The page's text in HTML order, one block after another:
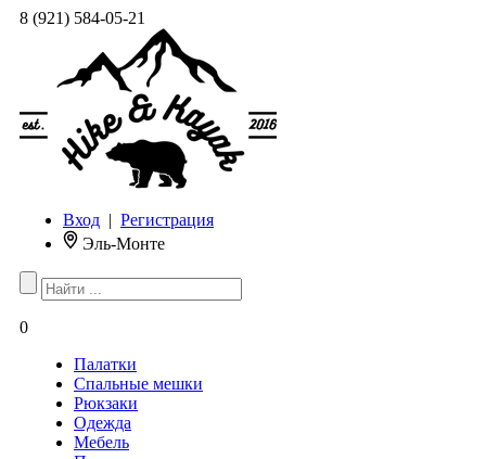
8 (921) 584-05-21
Вход | Регистрация
Эль-Монте
0
Палатки
Спальные мешки
Рюкзаки
Одежда
Мебель